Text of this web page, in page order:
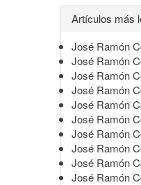
Detalles
del
artículo
Artículos más
José Ramón
José Ramón
José Ramón
José Ramón
José Ramón
José Ramón
José Ramón
José Ramón
José Ramón
José Ramón